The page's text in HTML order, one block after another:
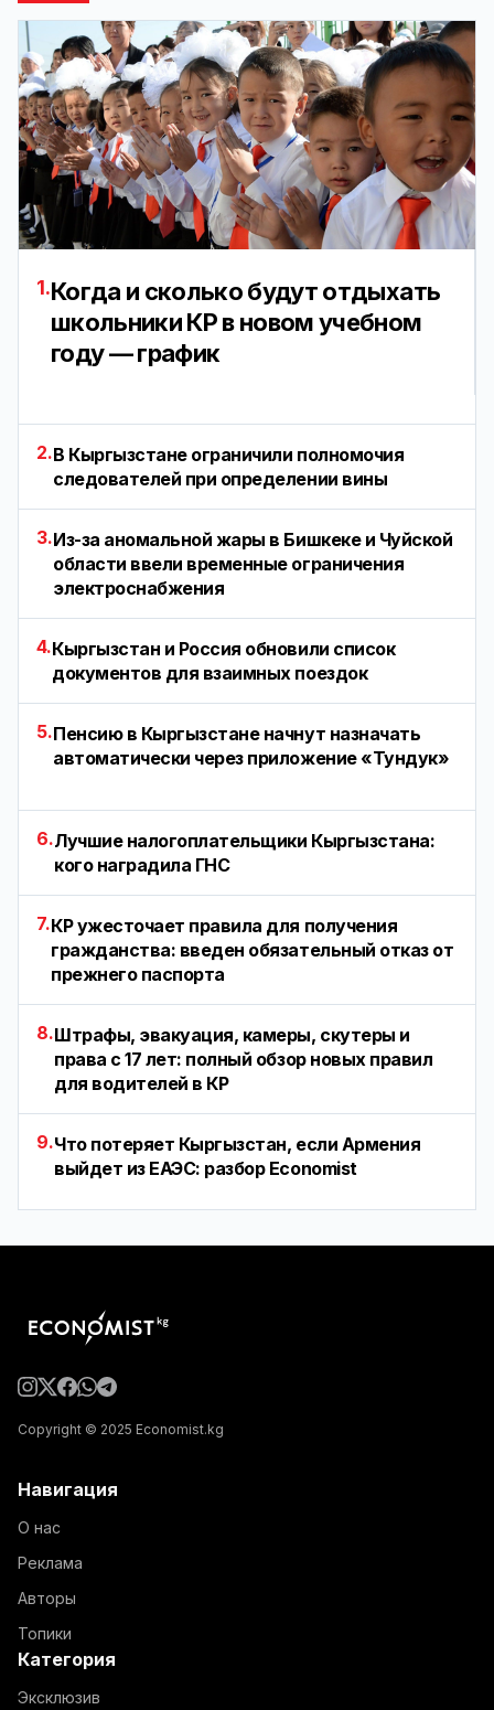
1.Когда и сколько будут отдыхать
школьники КР в новом учебном
году — график
2.В Кыргызстане ограничили полномочия
следователей при определении вины
3.Из-за аномальной жары в Бишкеке и Чуйской
области ввели временные ограничения
электроснабжения
4.Кыргызстан и Россия обновили список
документов для взаимных поездок
5.Пенсию в Кыргызстане начнут назначать
автоматически через приложение «Тундук»
6.Лучшие налогоплательщики Кыргызстана:
кого наградила ГНС
7.КР ужесточает правила для получения
гражданства: введен обязательный отказ от
прежнего паспорта
8.Штрафы, эвакуация, камеры, скутеры и
права с 17 лет: полный обзор новых правил
для водителей в КР
9.Что потеряет Кыргызстан, если Армения
выйдет из ЕАЭС: разбор Economist
Copyright © 2025 Economist.kg
Навигация
О нас
Реклама
Авторы
Топики
Категория
Эксклюзив